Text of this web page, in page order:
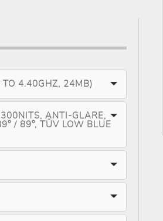
4.40GHZ, 24MB)
ANTI-GLARE,
/ 89°, TÜV LOW BLUE